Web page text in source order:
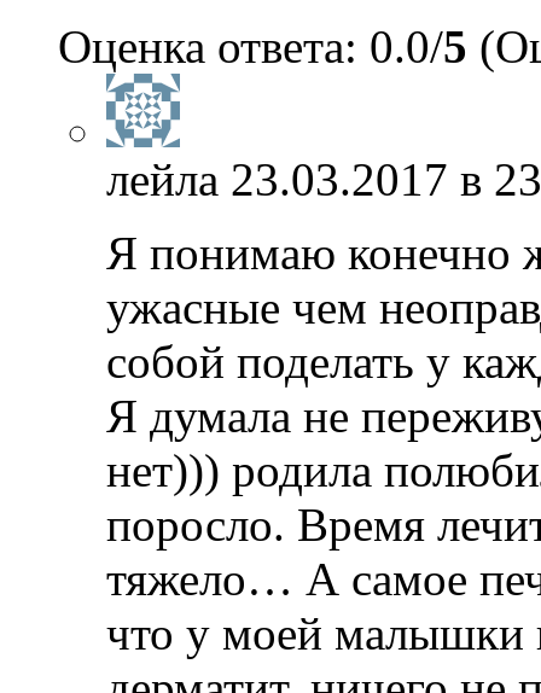
Оценка ответа: 0.0/5
лейла 23.03.2017 в
Я понимаю конечно
ужасные чем
собой поделать у
Я думала не
нет))) родила
поросло. Время
тяжело… А самое
что у моей малышки